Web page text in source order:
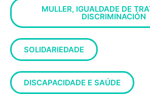
MULLER, IGUALDADE DE
DISCRIMINACIÓN
SOLIDARIEDADE
DISCAPACIDADE E SAÚDE